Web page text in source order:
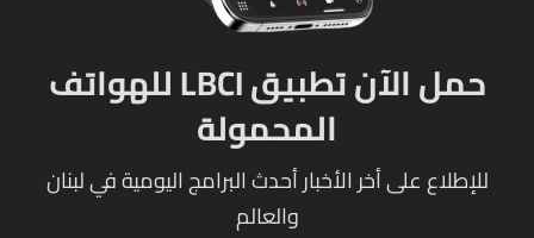
حمل الآن تطبيق LBCI للهواتف
المحمولة
للإطلاع على أخر الأخبار أحدث البرامج اليومية في لبنان
والعالم